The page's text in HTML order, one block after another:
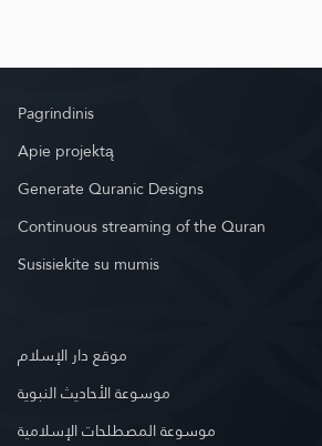
Pagrindinis
Apie projektą
Generate Quranic Designs
Continuous streaming of the Quran
Susisiekite su mumis
موقع دار الإسلام
موسوعة الأحاديث النبوية
موسوعة المصطلحات الإسلامية